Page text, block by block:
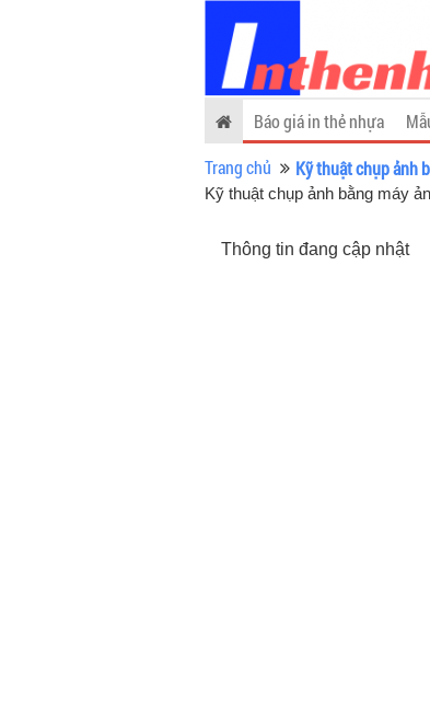
Báo giá in thẻ nhựa
Trang chủ
Kỹ thuật chụp ảnh
Kỹ thuật chụp ảnh bằng máy
Thông tin đang cập nhật